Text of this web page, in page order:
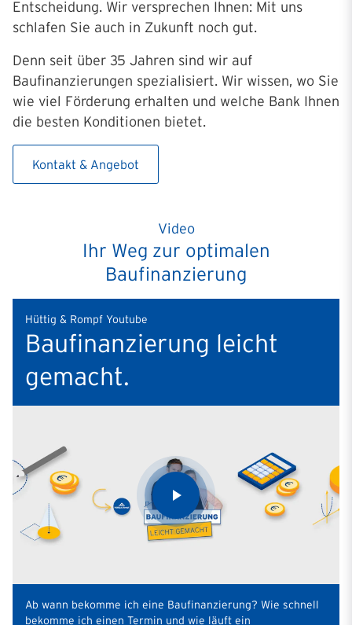
Entscheidung. Wir versprechen Ihnen: Mit uns
schlafen Sie auch in Zukunft noch gut.
Denn seit über 35 Jahren sind wir auf
Baufinanzierungen spezialisiert. Wir wissen, wo Sie
wie viel Förderung erhalten und welche Bank Ihnen
die besten Konditionen bietet.
Kontakt & Angebot
Video
Ihr Weg zur optimalen
Baufinanzierung
Hüttig & Rompf Youtube
Baufinanzierung leicht
gemacht.
Ab wann bekomme ich eine Baufinanzierung? Wie schnell
bekomme ich einen Termin und wie läuft ein